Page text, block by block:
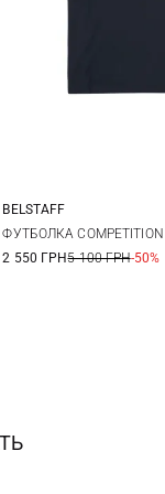
M L
BELSTAFF
ФУТБОЛКА COMPETITION
2 550 ГРН5 100 ГРН-50%